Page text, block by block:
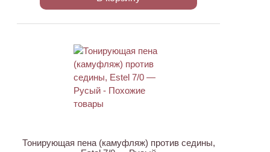
Тонирующая пена (камуфляж) против седины,